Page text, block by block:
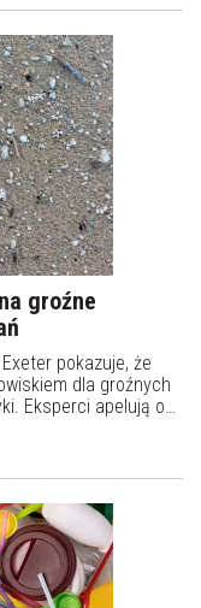
groźne
pokazuje, że
dla groźnych
Eksperci apelują o
odpadami, zanim